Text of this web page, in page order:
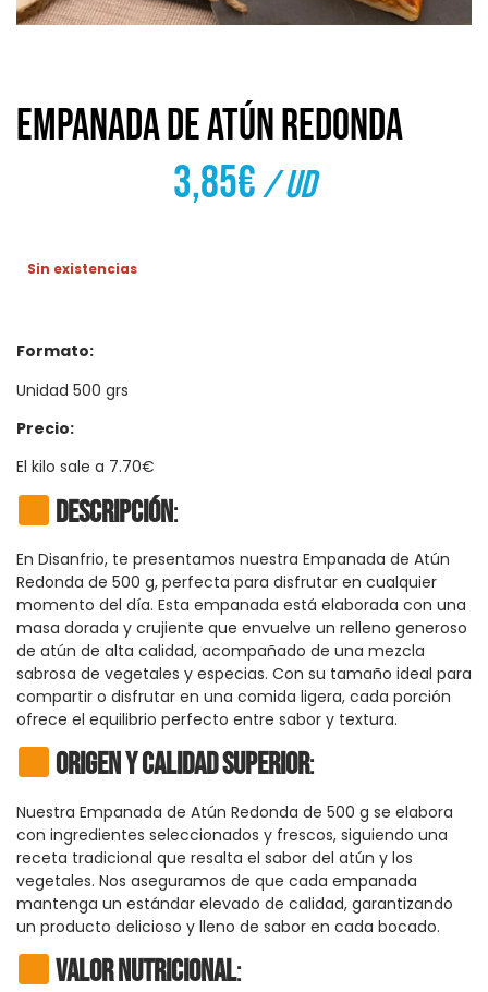
Empanada de atún redonda
3,85€/ ud
Sin existencias
Formato:
Unidad 500 grs
Precio:
El kilo sale a 7.70€
Descripción:
En Disanfrio, te presentamos nuestra Empanada de Atún
Redonda de 500 g, perfecta para disfrutar en cualquier
momento del día. Esta empanada está elaborada con una
masa dorada y crujiente que envuelve un relleno generoso
de atún de alta calidad, acompañado de una mezcla
sabrosa de vegetales y especias. Con su tamaño ideal para
compartir o disfrutar en una comida ligera, cada porción
ofrece el equilibrio perfecto entre sabor y textura.
Origen y Calidad Superior:
Nuestra Empanada de Atún Redonda de 500 g se elabora
con ingredientes seleccionados y frescos, siguiendo una
receta tradicional que resalta el sabor del atún y los
vegetales. Nos aseguramos de que cada empanada
mantenga un estándar elevado de calidad, garantizando
un producto delicioso y lleno de sabor en cada bocado.
Valor Nutricional: